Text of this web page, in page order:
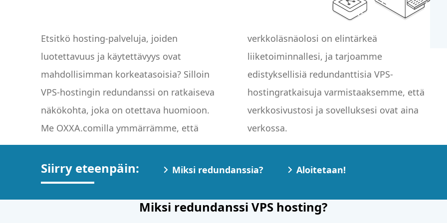
Etsitkö hosting-palveluja, joiden
luotettavuus ja käytettävyys ovat
mahdollisimman korkeatasoisia? Silloin
VPS-hostingin redundanssi on ratkaiseva
näkökohta, joka on otettava huomioon.
Me OXXA.comilla ymmärrämme, että
verkkoläsnäolosi on elintärkeä
liiketoiminnallesi, ja tarjoamme
edistyksellisiä redundanttisia VPS-
hostingratkaisuja varmistaaksemme, että
verkkosivustosi ja sovelluksesi ovat aina
verkossa.
Siirry eteenpäin: Miksi redundanssia? Aloitetaan!
Miksi redundanssi VPS hosting?